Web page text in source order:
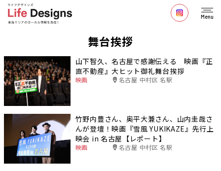
Menu
舞台挨拶
山下智久、名古屋で感謝伝える 映画『正
直不動産』大ヒット御礼舞台挨拶
映画 名古屋 中村区 名駅
竹野内豊さん、奥平大兼さん、山内圭哉さ
んが登壇！映画『雪風 YUKIKAZE』先行上
映会 in 名古屋【レポート】
映画 名古屋 中村区 名駅